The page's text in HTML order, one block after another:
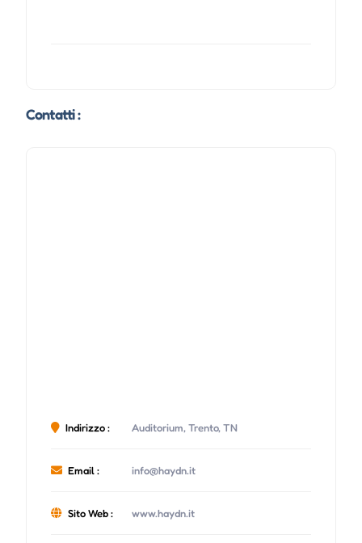
Contatti :
Indirizzo : Auditorium, Trento, TN
Email : info@haydn.it
Sito Web : www.haydn.it